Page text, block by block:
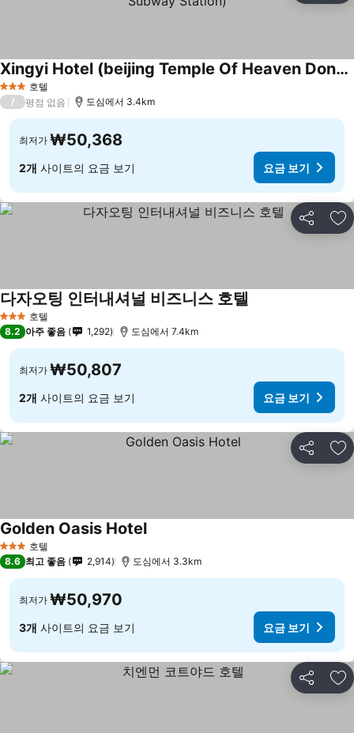
3 성급 호텔
Xingyi Hotel (beijing Temple Of Heaven Dongmen Subway Station)
/ 평점 없음 도심에서 3.4km
최저가 ₩50,368
2개 사이트의 요금 보기 요금 보기
공유 즐
3 성급 호텔
다자오팅 인터내셔널 비즈니스 호텔
8.2 아주 좋음 1,292 도심에서 7.4km
최저가 ₩50,807
2개 사이트의 요금 보기 요금 보기
공유 즐
3 성급 호텔
Golden Oasis Hotel
8.6 최고 좋음 2,914 도심에서 3.3km
최저가 ₩50,970
3개 사이트의 요금 보기 요금 보기
공유 즐